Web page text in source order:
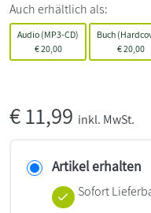
Auch erhältlich als:
Audio (MP3-CD)
€20,00
Buch
€20,00
€11,99 inkl. MwSt.
Artikel erhalten
Sofort